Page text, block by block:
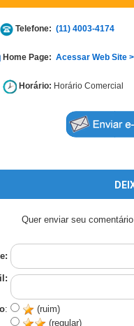
Telefone: (11) 4003-4174
Home Page: Acessar Web Site
Horário: Horário Comercial
Quer enviar seu
:
(ruim)
(regular)